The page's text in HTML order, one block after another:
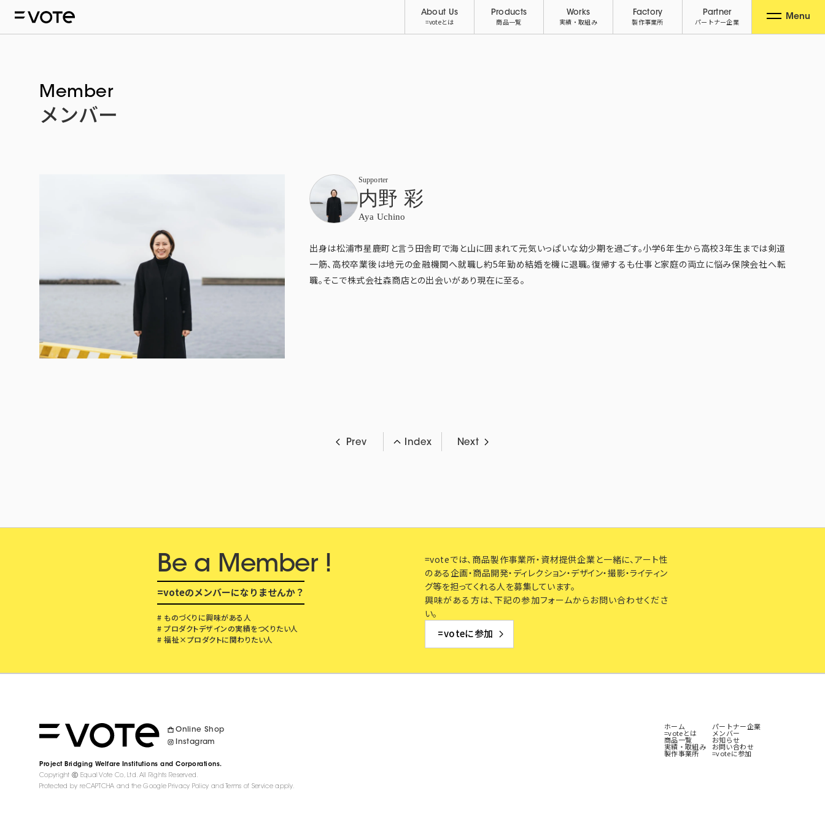
About Us
=voteとは
Products
商品一覧
Works
実績・取組み
Factory
製作事業所
Partner
パートナー企業
Menu
Member
メンバー
Supporter
内野 彩
Aya Uchino
出身は松浦市星鹿町と言う田舎町で海と山に囲まれて元気いっぱいな幼少期を過ごす。小学6年生から高校3年生までは剣道
一筋、高校卒業後は地元の金融機関へ就職し約5年勤め結婚を機に退職。復帰するも仕事と家庭の両立に悩み保険会社へ転
職。そこで株式会社森商店との出会いがあり現在に至る。
Prev Index Next
Be a Member !
=voteのメンバーになりませんか？
# ものづくりに興味がある人
# プロダクトデザインの実績をつくりたい人
# 福祉×プロダクトに関わりたい人
=voteでは、商品製作事業所・資材提供企業と一緒に、アート性
のある企画・商品開発・ディレクション・デザイン・撮影・ライティン
グ等を担ってくれる人を募集しています。
興味がある方は、下記の参加フォームからお問い合わせくださ
い。
=voteに参加
Online Shop
Instagram
ProjectBridging Welfare Institutions and Corporations.
Copyright ⓒ Equal Vote Co, Ltd. All Rights Reserved.
Protected by reCAPTCHA and the GooglePrivacy Policy and Terms of Serviceapply.
ホーム
=voteとは
商品一覧
実績・取組み
製作事業所
パートナー企業
メンバー
お知らせ
お問い合わせ
=voteに参加